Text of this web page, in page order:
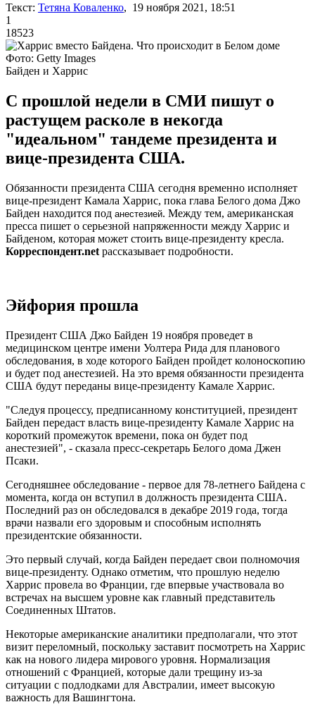
Текст: Тетяна Коваленко, 19 ноября 2021, 18:51
1
18523
Фото: Getty Images
Байден и Харрис
С прошлой недели в СМИ пишут о
растущем расколе в некогда
"идеальном" тандеме президента и
вице-президента США.
Обязанности президента США сегодня временно исполняет
вице-президент Камала Харрис, пока глава Белого дома Джо
Байден находится под анестезией. Между тем, американская
пресса пишет о серьезной напряженности между Харрис и
Байденом, которая может стоить вице-президенту кресла.
Корреспондент.net рассказывает подробности.
Эйфория прошла
Президент США Джо Байден 19 ноября проведет в
медицинском центре имени Уолтера Рида для планового
обследования, в ходе которого Байден пройдет колоноскопию
и будет под анестезией. На это время обязанности президента
США будут переданы вице-президенту Камале Харрис.
"Следуя процессу, предписанному конституцией, президент
Байден передаст власть вице-президенту Камале Харрис на
короткий промежуток времени, пока он будет под
анестезией", - сказала пресс-секретарь Белого дома Джен
Псаки.
Сегодняшнее обследование - первое для 78-летнего Байдена с
момента, когда он вступил в должность президента США.
Последний раз он обследовался в декабре 2019 года, тогда
врачи назвали его здоровым и способным исполнять
президентские обязанности.
Это первый случай, когда Байден передает свои полномочия
вице-президенту. Однако отметим, что прошлую неделю
Харрис провела во Франции, где впервые участвовала во
встречах на высшем уровне как главный представитель
Соединенных Штатов.
Некоторые американские аналитики предполагали, что этот
визит переломный, поскольку заставит посмотреть на Харрис
как на нового лидера мирового уровня. Нормализация
отношений с Францией, которые дали трещину из-за
ситуации с подлодками для Австралии, имеет высокую
важность для Вашингтона.